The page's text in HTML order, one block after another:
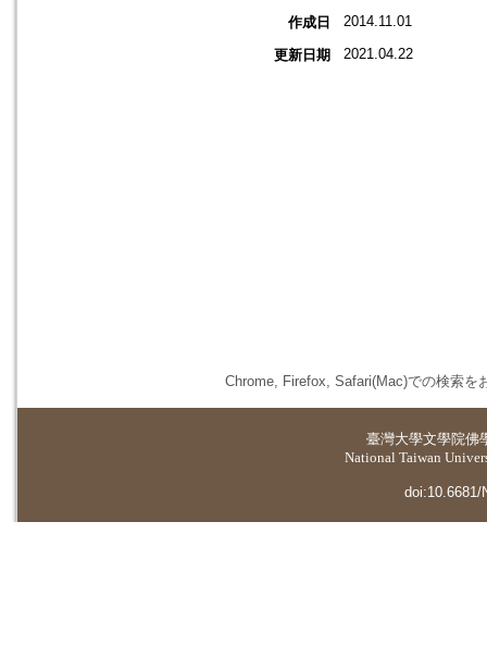
作成日 2014.11.01
更新日期 2021.04.22
Chrome, Firefox, Safari(Mac)での検索を
臺灣大學文學院佛
National Taiwan
doi:10.6681/